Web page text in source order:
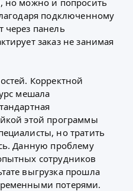
подключенному
через панель
заказ не занимая
Корректной
мешала
этой программы
но тратить
Данную проблему
сотрудников
выгрузка прошла
потерями.